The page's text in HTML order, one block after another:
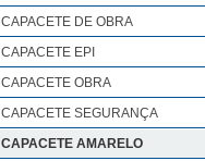
CAPACETE DE OBRA
CAPACETE EPI
CAPACETE OBRA
CAPACETE SEGURANÇA
CAPACETE AMARELO